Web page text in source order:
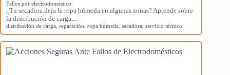
Fallos por electrodoméstico
¿Tu secadora deja la ropa húmeda en algunas zonas? Aprende sobre
la distribución de carga…
distribución de carga reparación ropa húmeda secadora servicio técnico